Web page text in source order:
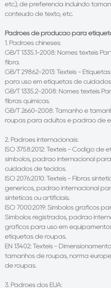
etc.), de preferência incluindo
conteúdo de texto, etc.
Padrões de produção para
1. Padrões chineses:
GB/T 1335.1-2008: Nomes têxteis
fibra.
GB/T 29862-2013: Têxteis -
para uso em etiquetas de
GB/T 1335.2-2008: Nomes têxteis
fibras químicas.
GB/T 2660-2008: Tamanho e
roupas para adultos e padrão de
2. Padrões internacionais:
ISO 3758:2012: Têxteis - Código
símbolos, padrão internacional
cuidados de tecidos.
ISO 2076:2010: Têxteis - Fibras
genéricos, padrão internacional
sintéticas ou artificiais.
ISO 7000:2019: Símbolos gráficos
Símbolos registrados, padrão
gráficos para uso em
etiquetas de roupas.
EN 13402: Têxteis -
tamanhos de roupas, norma
de roupas.
3. Padrões dos EUA: